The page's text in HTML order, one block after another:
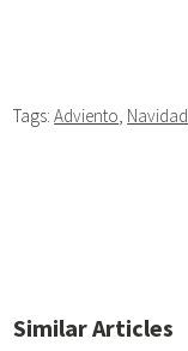
Tags:Adviento, Navidad
Similar Articles